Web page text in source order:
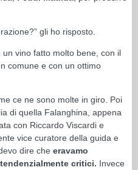
gli ho risposto.
un vino fatto molto bene, con il
comune e con un ottimo
ce ne sono molte in giro. Poi
di quella Falanghina, appena
con Riccardo Viscardi e
vice curatore della guida e
dire che eravamo
critici. Invece